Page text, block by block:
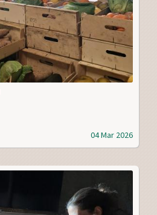
04 Mar 2026